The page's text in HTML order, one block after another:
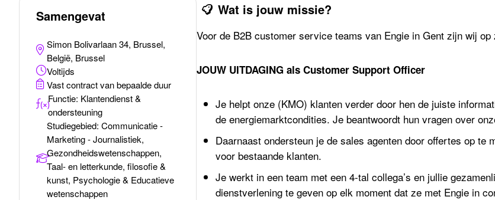
Samengevat
Simon Bolivarlaan 34, Brussel,
België, Brussel
Voltijds
Vast contract van bepaalde duur
Functie: Klantendienst &
ondersteuning
Studiegebied: Communicatie -
Marketing - Journalistiek,
Gezondheidswetenschappen,
Taal- en letterkunde, filosofie &
kunst, Psychologie & Educatieve
wetenschappen
Wat is jouw missie?
Voor de B2B customer service teams van Engie in Gent zijn wij
JOUW UITDAGING als Customer Support Officer
Je helpt onze (KMO) klanten verder door hen de juiste
de energiemarktcondities. Je beantwoordt hun vragen over
Daarnaast ondersteun je de sales agenten door offertes op
voor bestaande klanten.
Je werkt in een team met een 4-tal collega’s en jullie
dienstverlening te geven op elk moment dat ze met Engie in